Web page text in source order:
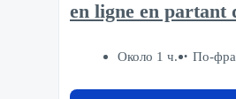
en ligne en partant
Около 1 ч. По-